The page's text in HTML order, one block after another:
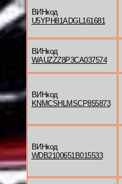
ВИНкод
U5YPH81ADGL161681
ВИНкод
WAUZZZ8P3CA037574
ВИНкод
KNMCSHLMSCP855873
ВИНкод
WDB2100651B015533